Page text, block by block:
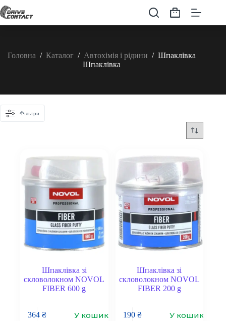
Перейти
до
Кошик
Головна / Каталог / Автохімія і рідини / Шпаклівка
Шпаклівка
Фільтри
Шпаклівка зі
скловолокном NOVOL
FIBER 600 g
364₴ У кошик
Шпаклівка зі
скловолокном NOVOL
FIBER 200 g
190 ₴ У кошик